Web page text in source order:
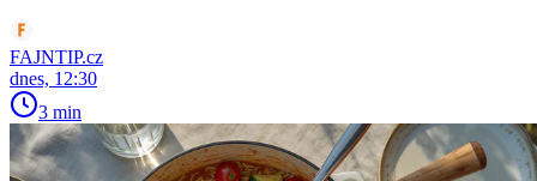
FAJNTIP.cz
dnes, 12:30
3 min